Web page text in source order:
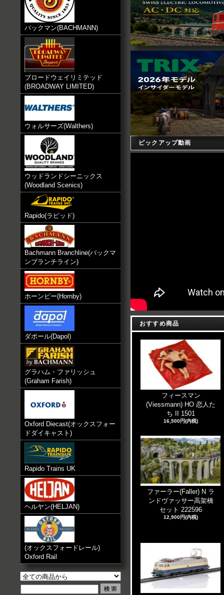
バックマン(BACHMANN)
ブロードウェイリミテッド
(BROADWAY LIMITED)
ウォルサーズ(Walthers)
ウッドランドシーニックス
(Woodland Scenics)
Rapido(ラピッド)
Bachmann Branchline(バックマ
ンブランチライン)
ホーンビー(Hornby)
ダポール(Dapol)
グラハム・ファリッシュ
(Graham Farish)
Oxford Diecast(オックスフォー
ドダイキャスト)
Rapido Trains UK
ヘルヤン(HELJAN)
(オックスフォードレール)
Oxford Rail
致しました。
2013.1.20
Marklin HO 本日入荷致しました。
2013.1.4
Faller N、Vollmer N、Noch N Alle
ました
2012.12.29お知らせ
Marklin HO、Fleischmann N、
Hack HO,N、Faller N 入荷予定
2012.12.21お知らせ
Preiser HO,N Heki Alle入荷致しま
2012.12.17お知らせ
Faller N Vollmer N Noch N Alle 入
2012.12.17お知らせ
Jagerndorfer HO,N Vollmer HO 本
した。
2012.12.10お知らせ
Hack HO,N Vollmer N入荷致しま
2012.12.8 お知らせ
ピックアップ動画
おすすめ商品
フィースマン
(Viessmann) HO 恋人た
ち II 1501
16,500円(内税)
ファーラー(Faller) N ラ
ンドヴァッサー高架橋
セット 222596
12,900円(内税)